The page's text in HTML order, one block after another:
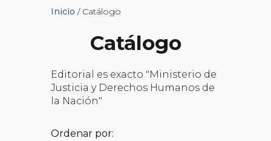
Inicio / Catálogo
Catálogo
Editorial es exacto "Ministerio de
Justicia y Derechos Humanos de
la Nación"
Ordenar por: